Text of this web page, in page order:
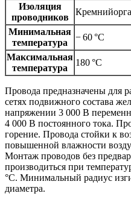
Изоляция
проводников
Минимальная
температура
− 60 °C
Максимальная
температура
180 °C
Провода предназначены для
сетях подвижного состава
напряжении 3 000 В
4 000 В постоянного тока.
горение. Провода стойки к
повышенной влажности
Монтаж проводов без
производиться при
°С. Минимальный радиус
диаметра.